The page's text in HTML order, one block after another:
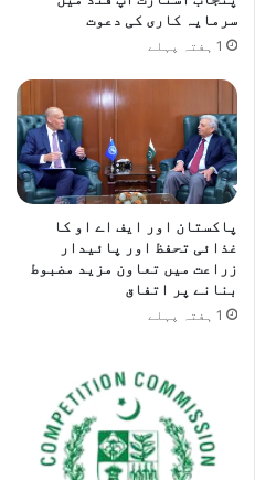
سرمایہ کاری کی دعوت
1 ہفتہ پہلے
پاکستان اور ایف اے او کا
غذائی تحفظ اور پائیدار
زراعت میں تعاون مزید مضبوط
بنانے پر اتفاق
1 ہفتہ پہلے